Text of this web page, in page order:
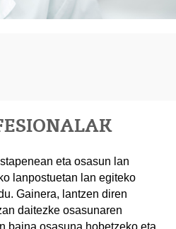
eta osasun lan
lanpostuetan lan egiteko
Gainera, lantzen diren
daitezke osasunaren
baina osasuna hobetzeko eta